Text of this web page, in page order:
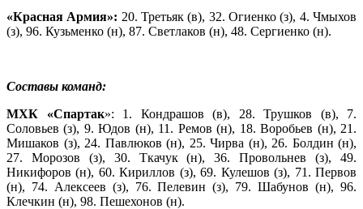
«Красная Армия»: 20. Третьяк (в), 32. Огиенко (з), 4. Чмыхов
(з), 96. Кузьменко (н), 87. Светлаков (н), 48. Сергиенко (н).
Составы команд:
МХК «Спартак»: 1. Кондрашов (в), 28. Трушков (в), 7.
Соловьев (з), 9. Юдов (н), 11. Ремов (н), 18. Воробьев (н), 21.
Мишаков (з), 24. Павлюков (н), 25. Чирва (н), 26. Болдин (н),
27. Морозов (з), 30. Ткачук (н), 36. Провольнев (з), 49.
Никифоров (н), 60. Кириллов (з), 69. Кулешов (з), 71. Первов
(н), 74. Алексеев (з), 76. Пелевин (з), 79. Шабунов (н), 96.
Клечкин (н), 98. Пешехонов (н).